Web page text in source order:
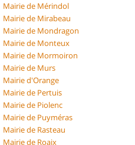
Mairie de Mérindol
Mairie de Mirabeau
Mairie de Mondragon
Mairie de Monteux
Mairie de Mormoiron
Mairie de Murs
Mairie d'Orange
Mairie de Pertuis
Mairie de Piolenc
Mairie de Puyméras
Mairie de Rasteau
Mairie de Roaix